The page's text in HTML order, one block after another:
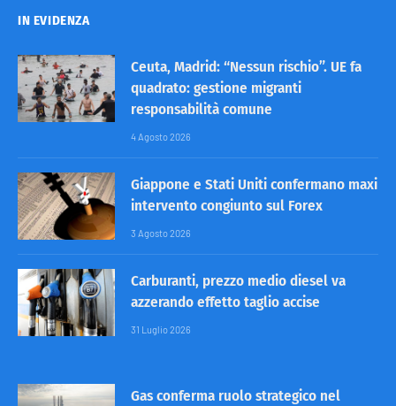
IN EVIDENZA
Ceuta, Madrid: “Nessun rischio”. UE fa
quadrato: gestione migranti
responsabilità comune
4 Agosto 2026
Giappone e Stati Uniti confermano maxi
intervento congiunto sul Forex
3 Agosto 2026
Carburanti, prezzo medio diesel va
azzerando effetto taglio accise
31 Luglio 2026
Gas conferma ruolo strategico nel